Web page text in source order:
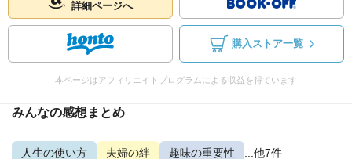
詳細ページへ
購入ストア一覧
本ページはアフィリエイトプログラムによる収益を得ています
みんなの感想まとめ
人生の使い方 夫婦の絆 趣味の重要性 ...他7件